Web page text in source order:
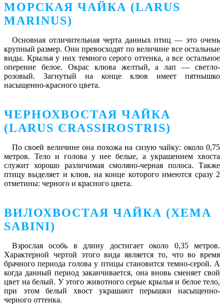
МОРСКАЯ ЧАЙКА (LARUS
MARINUS)
Основная отличительная черта данных птиц ― это очень
крупный размер. Они превосходят по величине все остальные
виды. Крылья у них темного серого оттенка, а все остальное
оперение белое. Окрас клюва желтый, а лап ― светло-
розовый. Загнутый на конце клюв имеет пятнышко
насыщенно-красного цвета.
ЧЕРНОХВОСТАЯ ЧАЙКА
(LARUS CRASSIROSTRIS)
По своей величине она похожа на сизую чайку: около 0,75
метров. Тело и голова у нее белые, а украшением хвоста
служит хорошо различимая смоляно-черная полоса. Также
птицу выделяет и клюв, на конце которого имеются сразу 2
отметины: черного и красного цвета.
ВИЛОХВОСТАЯ ЧАЙКА (XEMA
SABINI)
Взрослая особь в длину достигает около 0,35 метров.
Характерной чертой этого вида является то, что во время
брачного периода голова у птицы становится темно-серой. А
когда данный период заканчивается, она вновь сменяет свой
цвет на белый. У этого животного серые крылья и белое тело,
при этом белый хвост украшают перышки насыщенно-
черного оттенка.